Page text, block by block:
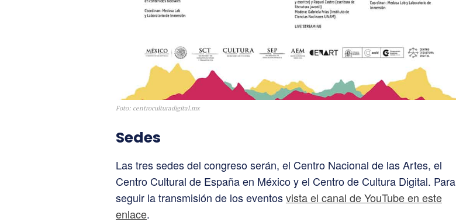
Foto: centroculturadigital.mx
Sedes
Las tres sedes del congreso serán, el Centro Nacional de las Artes, el
Centro Cultural de España en México y el Centro de Cultura Digital. Para
seguir la transmisión de los eventosvista el canal de YouTube en este
enlace.